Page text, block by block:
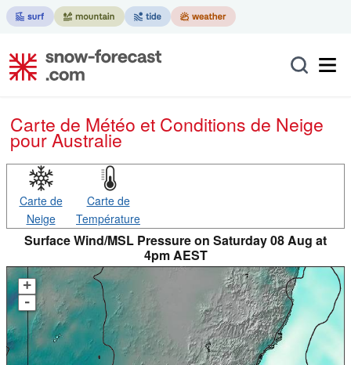
Carte de Météo et Conditions de Neige
pour Australie
Carte de
Neige
Carte de
Température
Surface Wind/MSL Pressure on Saturday 08 Aug at
4pm AEST
+
-